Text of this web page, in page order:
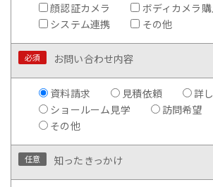
顔認証カメラ
ボディカメラ
システム連携
その他
必須 お問い合わせ内容
資料請求 見積依頼
詳
ショールーム見学
訪問希望
その他
任意 知ったきっかけ